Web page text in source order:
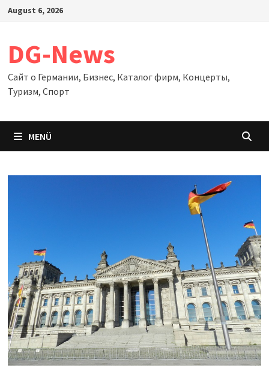
Zum
August 6, 2026
DG-News
Сайт о Германии, Бизнес, Каталог фирм, Концерты,
Туризм, Спорт
MENÜ